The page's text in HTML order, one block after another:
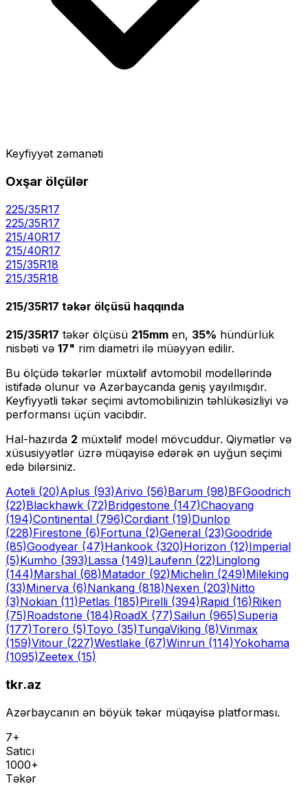
Keyfiyyət zəmanəti
Oxşar ölçülər
225/35R17
225/35R17
215/40R17
215/40R17
215/35R18
215/35R18
215/35R17 təkər ölçüsü haqqında
215/35R17 təkər ölçüsü 215mm en, 35% hündürlük
nisbəti və 17" rim diametri ilə müəyyən edilir.
Bu ölçüdə təkərlər müxtəlif avtomobil modellərində
istifadə olunur və Azərbaycanda geniş yayılmışdır.
Keyfiyyətli təkər seçimi avtomobilinizin təhlükəsizliyi və
performansı üçün vacibdir.
Hal-hazırda 2 müxtəlif model mövcuddur. Qiymətlər və
xüsusiyyətlər üzrə müqayisə edərək ən uyğun seçimi
edə bilərsiniz.
Aoteli (20)Aplus (93)Arivo (56)Barum (98)BFGoodrich
(22)Blackhawk (72)Bridgestone (147)Chaoyang
(194)Continental (796)Cordiant (19)Dunlop
(228)Firestone (6)Fortuna (2)General (23)Goodride
(85)Goodyear (47)Hankook (320)Horizon (12)Imperial
(5)Kumho (393)Lassa (149)Laufenn (22)Linglong
(144)Marshal (68)Matador (92)Michelin (249)Mileking
(33)Minerva (6)Nankang (818)Nexen (203)Nitto
(3)Nokian (11)Petlas (185)Pirelli (394)Rapid (16)Riken
(75)Roadstone (184)RoadX (77)Sailun (965)Superia
(177)Torero (5)Toyo (35)TungaViking (8)Vinmax
(159)Vitour (227)Westlake (67)Winrun (114)Yokohama
(1095)Zeetex (15)
tkr.az
Azərbaycanın ən böyük təkər müqayisə platforması.
7+
Satıcı
1000+
Təkər